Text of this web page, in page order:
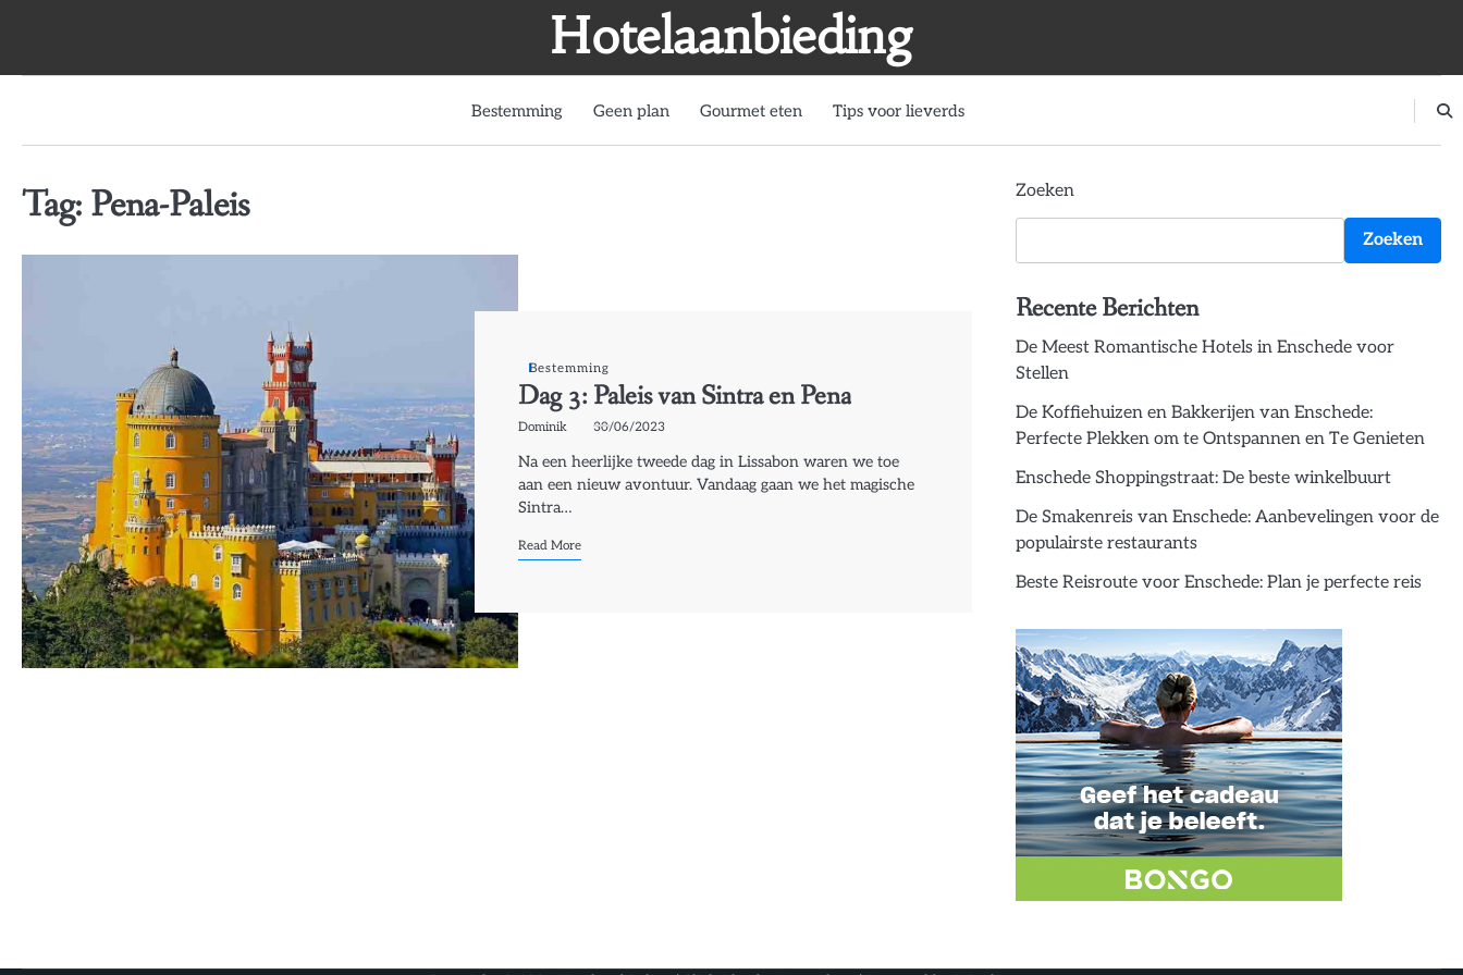
Hotelaanbieding
Bestemming Geen plan Gourmet eten Tips voor lieverds
Tag: Pena-Paleis
Bestemming
Dag 3: Paleis van Sintra en Pena
Dominik 30/06/2023
Na een heerlijke tweede dag in Lissabon waren we toe
aan een nieuw avontuur. Vandaag gaan we het magische
Sintra…
Read More
Zoeken
Zoeken
Recente Berichten
De Meest Romantische Hotels in Enschede voor
Stellen
De Koffiehuizen en Bakkerijen van Enschede:
Perfecte Plekken om te Ontspannen en Te Genieten
Enschede Shoppingstraat: De beste winkelbuurt
De Smakenreis van Enschede: Aanbevelingen voor de
populairste restaurants
Beste Reisroute voor Enschede: Plan je perfecte reis